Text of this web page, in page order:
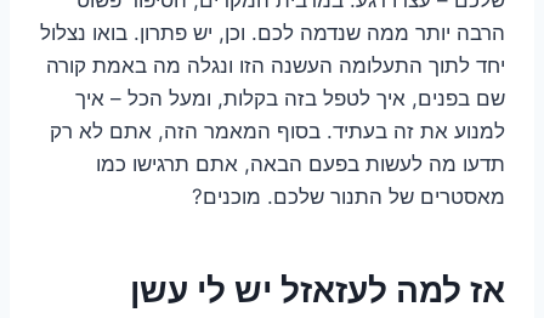
הרבה יותר ממה שנדמה לכם. וכן, יש פתרון. בואו נצלול
יחד לתוך התעלומה העשנה הזו ונגלה מה באמת קורה
שם בפנים, איך לטפל בזה בקלות, ומעל הכל – איך
למנוע את זה בעתיד. בסוף המאמר הזה, אתם לא רק
תדעו מה לעשות בפעם הבאה, אתם תרגישו כמו
מאסטרים של התנור שלכם. מוכנים?
אז למה לעזאזל יש לי עשן